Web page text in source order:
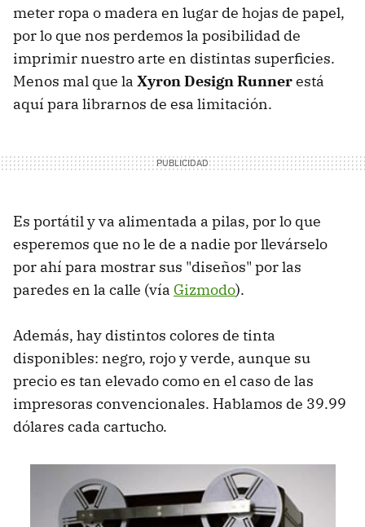
meter ropa o madera en lugar de hojas de papel,
por lo que nos perdemos la posibilidad de
imprimir nuestro arte en distintas superficies.
Menos mal que la Xyron Design Runnerestá
aquí para librarnos de esa limitación.
Es portátil y va alimentada a pilas, por lo que
esperemos que no le de a nadie por llevárselo
por ahí para mostrar sus "diseños" por las
paredes en la calle (vía Gizmodo).
Además, hay distintos colores de tinta
disponibles: negro, rojo y verde, aunque su
precio es tan elevado como en el caso de las
impresoras convencionales. Hablamos de 39.99
dólares cada cartucho.